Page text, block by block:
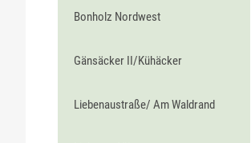
Bonholz Nordwest
Gänsäcker II/Kühäcker
Liebenaustraße/ Am Waldrand